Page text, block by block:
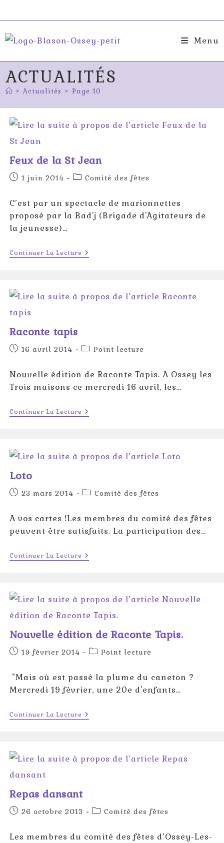
to
content
Menu
ACTUALITÉS
> Actualités > Page 10
Feux de la St Jean
Publication
1 juin 2014
PostComité des fêtes
C’est par un spectacle de marionnettes
proposé par la Bad'j (Brigade d'Agitateurs de
la jeunesse)…
Continuer La Lecture Feux
De
Raconte tapis
Publication
16 avril 2014
PostPoint lecture
Nouvelle édition de Raconte Tapis. A Ossey les
Trois maisons ce mercredi 16 avril, les…
Continuer La Lecture Raconte
Tapis
Loto
Publication
23 mars 2014
PostComité des fêtes
A vos cartes !Les membres du comité des fêtes
peuvent être satisfaits. La participation des…
Continuer La Lecture Loto
Nouvelle édition de Raconte Tapis.
Publication
19 février 2014
PostPoint lecture
"Mais où est passé la plume du caneton ?
Mercredi 19 février, une 20e d'enfants…
Continuer La Lecture Nouvelle
Édition
Repas dansant
Publication
26 octobre 2013
PostComité des fêtes
Les membres du comité des fêtes d’Ossey-Les-